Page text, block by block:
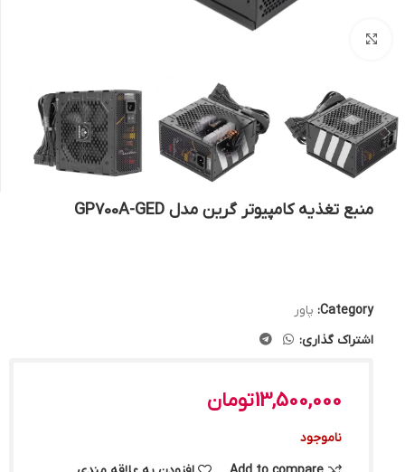
منبع تغذیه کامپیوتر گرین مدل GP700A-GED
Category: پاور
اشتراک گذاری:
13,500,000تومان
ناموجود